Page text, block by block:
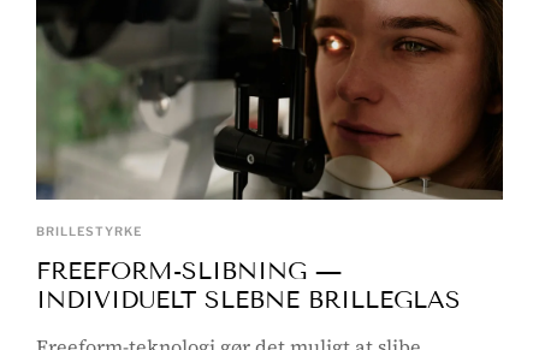
BRILLESTYRKE
FREEFORM-SLIBNING —
INDIVIDUELT SLEBNE BRILLEGLAS